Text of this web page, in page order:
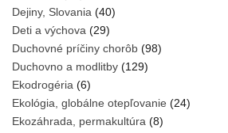
Dejiny, Slovania (40)
Deti a výchova (29)
Duchovné príčiny chorôb (98)
Duchovno a modlitby (129)
Ekodrogéria (6)
Ekológia, globálne otepľovanie (24)
Ekozáhrada, permakultúra (8)